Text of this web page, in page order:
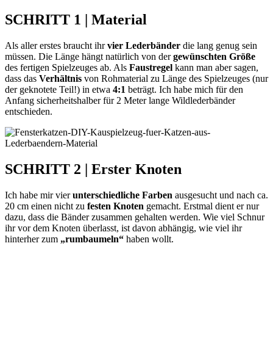
SCHRITT 1 | Material
Als aller erstes braucht ihrvier Lederbänder die lang genug sein
müssen. Die Länge hängt natürlich von dergewünschten Größe
des fertigen Spielzeuges ab. Als Faustregel kann man aber sagen,
dass das Verhältnis von Rohmaterial zu Länge des Spielzeuges (nur
der geknotete Teil!) in etwa 4:1 beträgt. Ich habe mich für den
Anfang sicherheitshalber für 2 Meter lange Wildlederbänder
entschieden.
SCHRITT 2 | Erster Knoten
Ich habe mir vierunterschiedliche Farben ausgesucht und nach ca.
20 cm einen nicht zu festen Knoten gemacht. Erstmal dient er nur
dazu, dass die Bänder zusammen gehalten werden. Wie viel Schnur
ihr vor dem Knoten überlasst, ist davon abhängig, wie viel ihr
hinterher zum „rumbaumeln“ haben wollt.